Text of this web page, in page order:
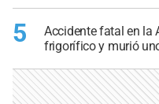
5
Accidente fatal en la
frigorífico y murió